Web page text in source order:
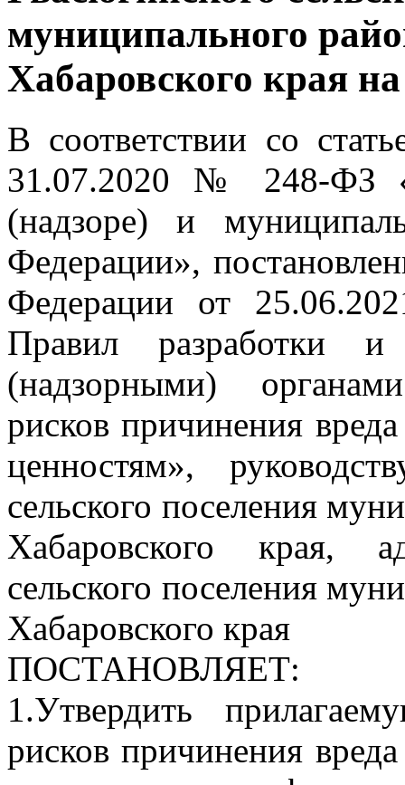
муниципального
Хабаровского края
В соответствии со
31.07.2020 № 248-ФЗ
(надзоре) и
Федерации»,
Федерации от
Правил разработки и
(надзорными)
рисков причинения
ценностям»,
сельского поселения
Хабаровского края,
сельского поселения
Хабаровского края
ПОСТАНОВЛЯЕТ:
1.Утвердить
рисков причинения